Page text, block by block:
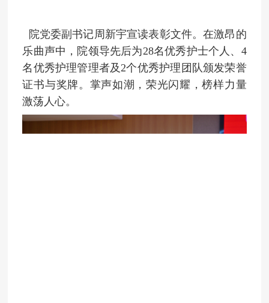
院党委副书记周新宇宣读表彰文件。在激昂的
乐曲声中，院领导先后为28名优秀护士个人、4
名优秀护理管理者及2个优秀护理团队颁发荣誉
证书与奖牌。掌声如潮，荣光闪耀，榜样力量
激荡人心。